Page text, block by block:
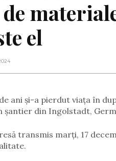
el
ani și-a pierdut viața în
șantier din Ingolstadt,
transmis marți, 17